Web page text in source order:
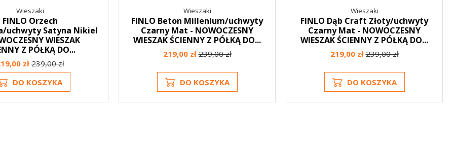
Wieszaki
FINLO Orzech
uchwyty Satyna Nikiel
WIESZAK
Z PÓŁKĄ DO...
zł239,00 zł
DO KOSZYKA
Wieszaki
FINLO Beton Millenium/uchwyty
Czarny Mat - NOWOCZESNY
WIESZAK ŚCIENNY Z PÓŁKĄ DO...
219,00 zł239,00 zł
DO KOSZYKA
Wieszaki
FINLO Dąb Craft Złoty/uchwyty
Czarny Mat - NOWOCZESNY
WIESZAK ŚCIENNY Z PÓŁKĄ DO...
219,00 zł239,00 zł
DO KOSZYKA